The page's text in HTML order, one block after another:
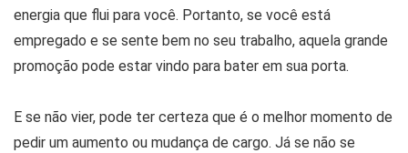
energia que flui para você. Portanto, se você está
empregado e se sente bem no seu trabalho, aquela grande
promoção pode estar vindo para bater em sua porta.
E se não vier, pode ter certeza que é o melhor momento de
pedir um aumento ou mudança de cargo. Já se não se